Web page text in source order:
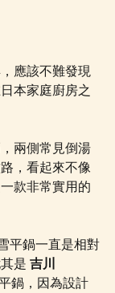
應該不難發現
本家庭廚房之
兩側常見倒湯
，看起來不像
款非常實用的
平鍋一直是相對
是 吉川
鍋，因為設計